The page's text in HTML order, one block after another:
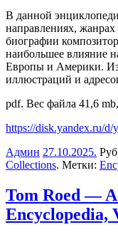
В данной
направлениях,
биографии
наибольшее влияние
Европы и Америки.
иллюстраций и
pdf. Вес файла 41,6
https://disk.yandex.ru/
Админ 27.10.2025.
Collections. Метки:
Tom Roed —
Encyclopedia,